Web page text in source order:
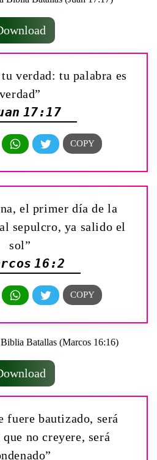
verdad: tu palabra es
verdad”
17:17
el primer día de la
sepulcro, ya salido el
sol”
16:2
fuere bautizado, será
no creyere, será